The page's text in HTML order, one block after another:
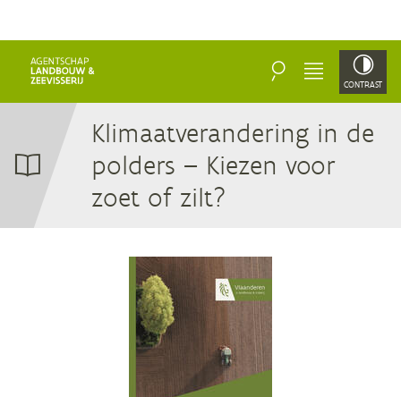
ZOEKEN MENU CONTRAST
Kli­maat­ver­an­de­ring in de
pol­ders – Kie­zen voor
zoet of zilt?